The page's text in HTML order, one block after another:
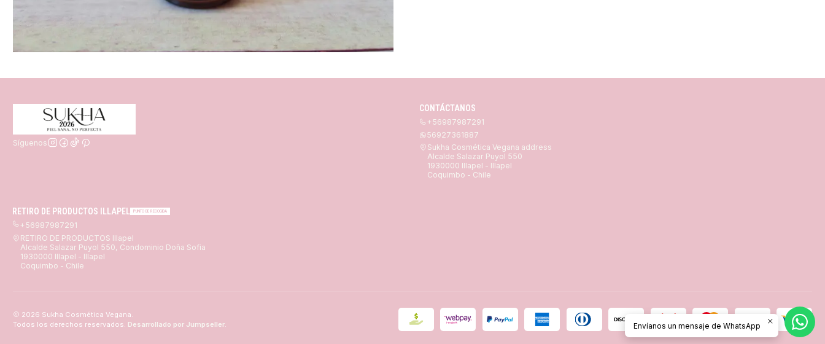
Síguenos
CONTÁCTANOS
+56987987291
56927361887
Sukha Cosmética Vegana address
Alcalde Salazar Puyol 550
1930000 Illapel - Illapel
Coquimbo - Chile
RETIRO DE PRODUCTOS ILLAPEL PUNTO DE RECOGIDA
+56987987291
RETIRO DE PRODUCTOS Illapel
Alcalde Salazar Puyol 550, Condominio Doña Sofia
1930000 Illapel - Illapel
Coquimbo - Chile
2026 Sukha Cosmética Vegana.
Todos los derechos reservados. Desarrollado por Jumpseller. Envíanos un mensaje de WhatsApp